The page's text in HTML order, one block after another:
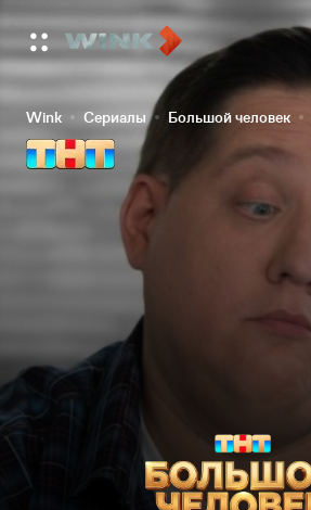
Wink Сериалы Большой человек